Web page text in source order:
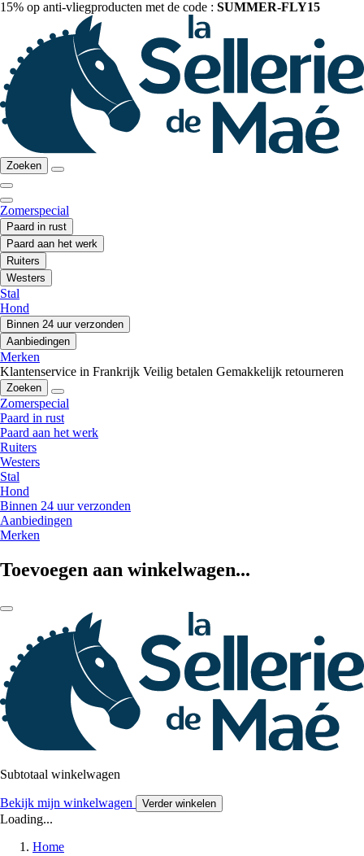
15% op anti-vliegproducten met de code : SUMMER-FLY15
Zoeken
Zomerspecial
Paard in rust
Paard aan het werk
Ruiters
Westers
Stal
Hond
Binnen 24 uur verzonden
Aanbiedingen
Merken
Klantenservice in Frankrijk Veilig betalen Gemakkelijk retourneren
Zoeken
Zomerspecial
Paard in rust
Paard aan het werk
Ruiters
Westers
Stal
Hond
Binnen 24 uur verzonden
Aanbiedingen
Merken
Toevoegen aan winkelwagen...
Subtotaal winkelwagen
Bekijk mijn winkelwagen Verder winkelen
Loading...
Home